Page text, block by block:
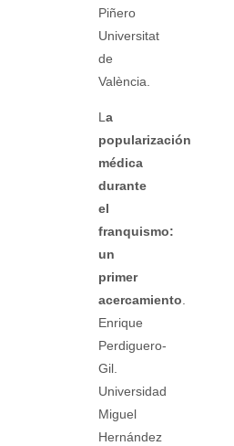
Piñero
Universitat
de
València.
L a
popularización
médica
durante
el
franquismo:
un
primer
acercamiento
Enrique
Perdiguero-
Gil.
Universidad
Miguel
Hernández